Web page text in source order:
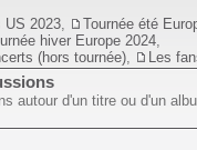
US 2023
Tournée été
hiver Europe 2024
(hors tournée)
Les
autour d'un titre ou d'un